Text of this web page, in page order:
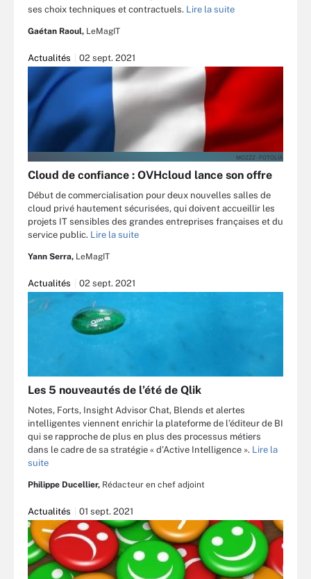
ses choix techniques et contractuels. Lire la suite
Gaétan Raoul, LeMagIT
Actualités 02 sept. 2021
MOZZZ - FOTOLIA
Cloud de confiance : OVHcloud lance son offre
Début de commercialisation pour deux nouvelles salles de
cloud privé hautement sécurisées, qui doivent accueillir les
projets IT sensibles des grandes entreprises françaises et du
service public. Lire la suite
Yann Serra, LeMagIT
Actualités 02 sept. 2021
Les 5 nouveautés de l’été de Qlik
Notes, Forts, Insight Advisor Chat, Blends et alertes
intelligentes viennent enrichir la plateforme de l’éditeur de BI
qui se rapproche de plus en plus des processus métiers
dans le cadre de sa stratégie « d’Active Intelligence ». Lire la
suite
Philippe Ducellier, Rédacteur en chef adjoint
Actualités 01 sept. 2021